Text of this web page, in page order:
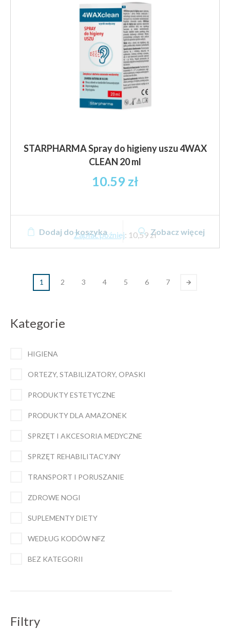
Kategorie
HIGIENA
ORTEZY, STABILIZATORY, OPASKI
PRODUKTY ESTETYCZNE
PRODUKTY DLA AMAZONEK
SPRZĘT I AKCESORIA MEDYCZNE
SPRZĘT REHABILITACYJNY
TRANSPORT I PORUSZANIE
ZDROWE NOGI
SUPLEMENTY DIETY
WEDŁUG KODÓW NFZ
BEZ KATEGORII
Filtry
STARPHARMA Spray do higieny uszu 4WAX
CLEAN 20 ml
10.59 zł
Zapłać później: 10,59 zł
Dodaj do koszyka Zobacz więcej
1 2 3 4 5 6 7